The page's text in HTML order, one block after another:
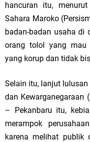
hancuran itu, menurut
Sahara Maroko
badan-badan usaha di
orang tolol yang mau
yang korup dan tidak
Selain itu, lanjut
dan Kewarganegaraan
– Pekanbaru itu,
merampok
karena melihat publik